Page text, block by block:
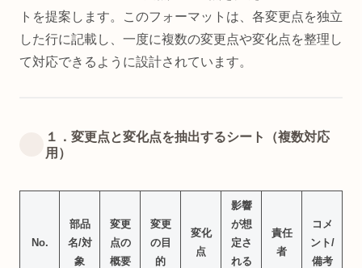
トを提案します。このフォーマットは、各変更点を独立
した行に記載し、一度に複数の変更点や変化点を整理し
て対応できるように設計されています。
１．変更点と変化点を抽出するシート（複数対応
用）
No.
部品
名/対
象
変更
点の
概要
変更
の目
的
変化
点
影響
が想
定さ
れる
責任
者
コメ
ント/
備考